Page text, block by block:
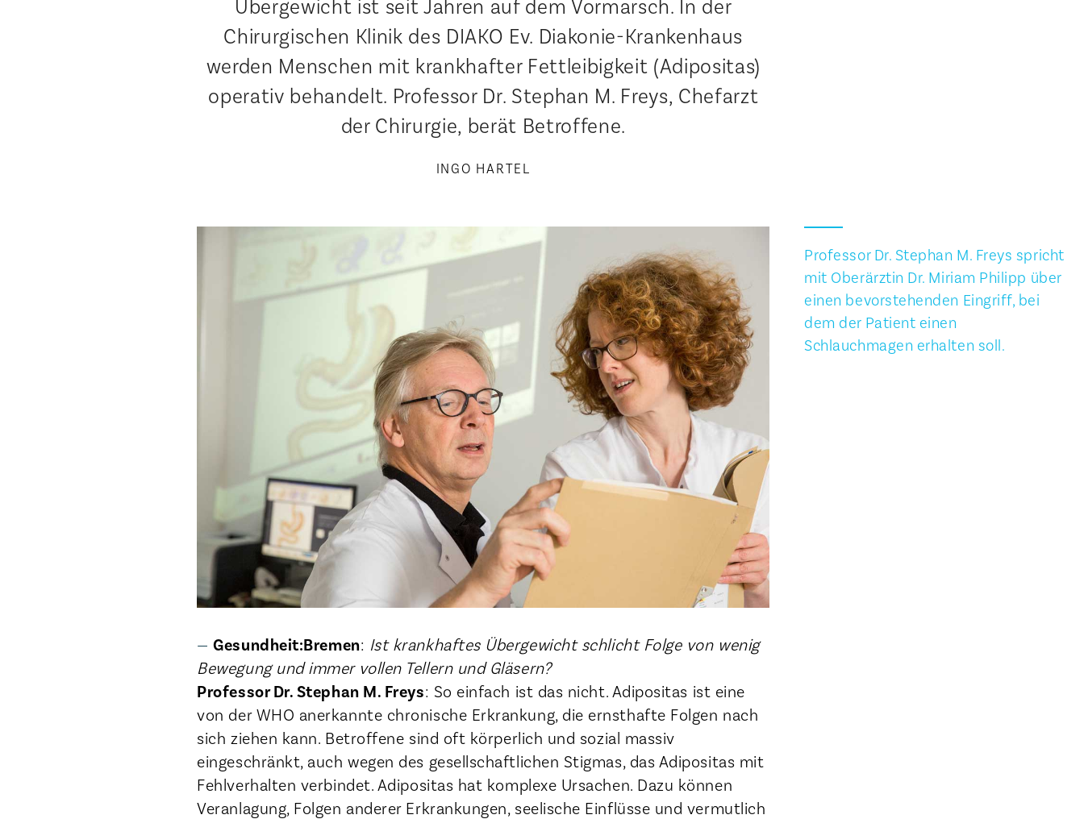
Chirurgischen Klinik des DIAKO Ev. Diakonie-Krankenhaus
werden Menschen mit krankhafter Fettleibigkeit (Adipositas)
operativ behandelt. Professor Dr. Stephan M. Freys, Chefarzt
der Chirurgie, berät Betroffene.
INGO HARTEL
Professor Dr. Stephan M. Freys spricht
mit Oberärztin Dr. Miriam Philipp über
einen bevorstehenden Eingriff, bei
dem der Patient einen
Schlauchmagen erhalten soll.
Gesundheit:Bremen: Ist krankhaftes Übergewicht schlicht Folge von wenig
Bewegung und immer vollen Tellern und Gläsern?
Professor Dr. Stephan M. Freys: So einfach ist das nicht. Adipositas ist eine
von der WHO anerkannte chronische Erkrankung, die ernsthafte Folgen nach
sich ziehen kann. Betroffene sind oft körperlich und sozial massiv
eingeschränkt, auch wegen des gesellschaftlichen Stigmas, das Adipositas mit
Fehlverhalten verbindet. Adipositas hat komplexe Ursachen. Dazu können
Veranlagung, Folgen anderer Erkrankungen, seelische Einflüsse und vermutlich